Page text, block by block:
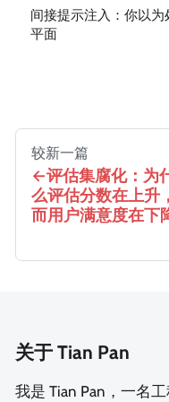
间接提示注入：你以
平面
较新一篇
评估集腐化：为
么评估分数在上升，
而用户满意度在下
关于 Tian Pan
我是 Tian Pan，一名